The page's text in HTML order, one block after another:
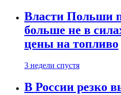
Власти Польши
больше не в
цены на топливо
3 недели спустя
В России резко